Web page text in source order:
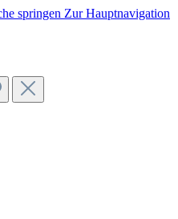
springen Zur Hauptnavigation